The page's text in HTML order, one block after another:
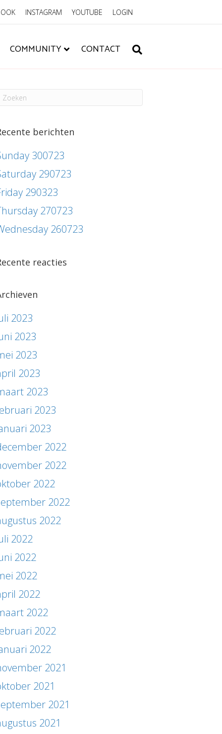
INSTAGRAM YOUTUBE LOGIN
COMMUNITY CONTACT
berichten
300723
290723
290323
270723
260723
reacties
2023
2023
2023
2023
2023
2023
2023
2022
2022
2022
2022
2022
2022
2022
2022
2022
2022
2022
2022
2021
2021
2021
2021